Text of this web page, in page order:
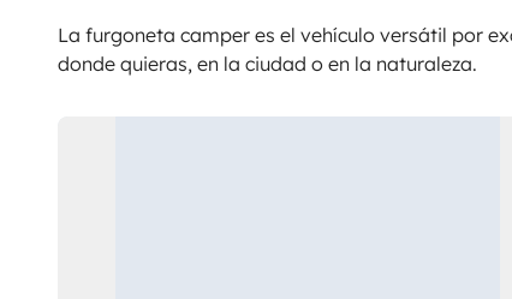
La furgoneta camper es el vehículo versátil por
donde quieras, en la ciudad o en la naturaleza.